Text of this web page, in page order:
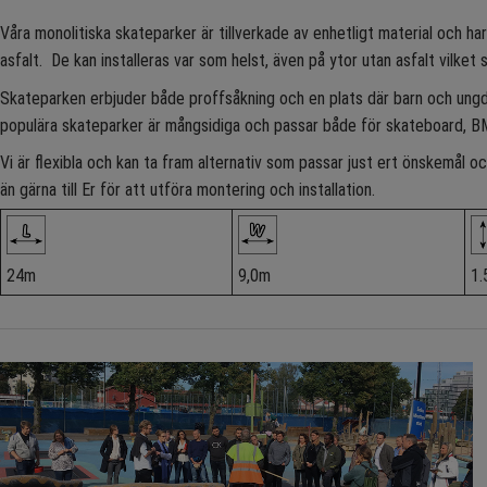
Våra monolitiska skateparker är tillverkade av enhetligt material och
asfalt. De kan installeras var som helst, även på ytor utan asfalt vilket
Skateparken erbjuder både proffsåkning och en plats där barn och
populära skateparker är mångsidiga och passar både för skateboard,
Vi är flexibla och kan ta fram alternativ som passar just ert önskemål
än gärna till Er för att utföra montering och installation.
24m 9,0m